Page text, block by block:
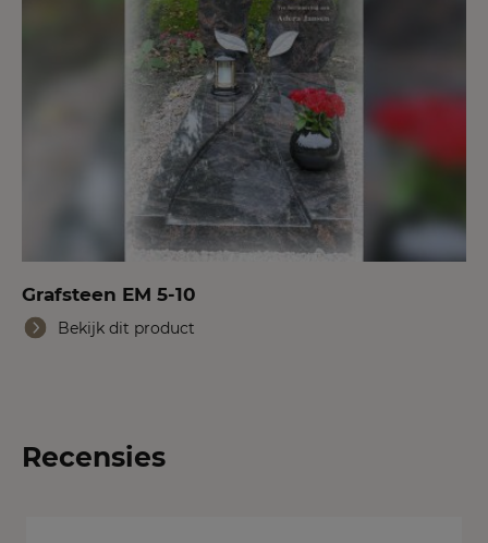
Grafsteen EM 5-10
Bekijk dit product
Recensies